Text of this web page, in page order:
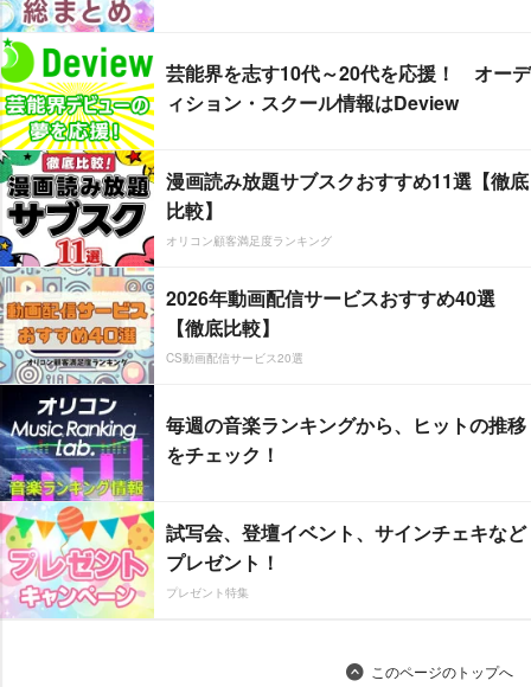
芸能界を志す10代～20代を応援！ オーデ
ィション・スクール情報はDeview
漫画読み放題サブスクおすすめ11選【徹底
比較】
オリコン顧客満足度ランキング
2026年動画配信サービスおすすめ40選
【徹底比較】
CS動画配信サービス20選
毎週の音楽ランキングから、ヒットの推移
をチェック！
試写会、登壇イベント、サインチェキなど
プレゼント！
プレゼント特集
このページのトップへ